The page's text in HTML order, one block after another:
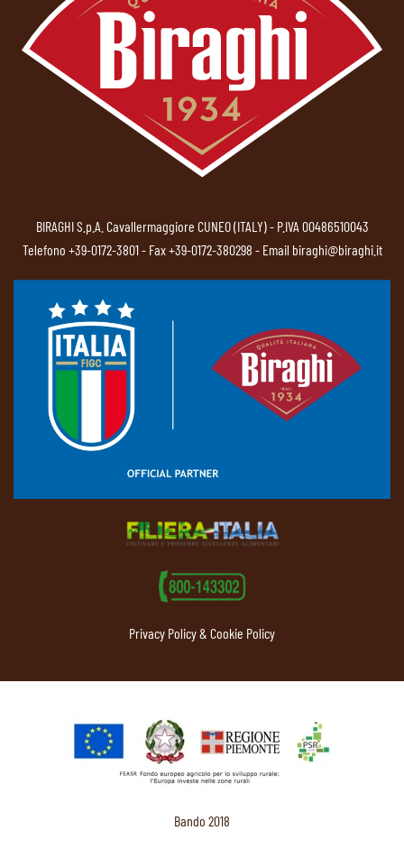
BIRAGHI S.p.A. Cavallermaggiore CUNEO (ITALY) - P.IVA 00486510043
Telefono +39-0172-3801- Fax +39-0172-380298 - Email biraghi@biraghi.it
Privacy Policy & Cookie Policy
Bando 2018